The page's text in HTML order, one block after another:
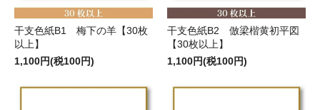
干支色紙B1 梅下の羊【30枚
以上】
1,100円(税100円)
干支色紙B2 倣梁楷黄初平図
【30枚以上】
1,100円(税100円)